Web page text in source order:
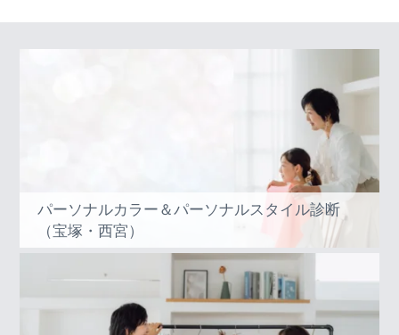
パーソナルカラー＆パーソナルスタイル診断
（宝塚・西宮）